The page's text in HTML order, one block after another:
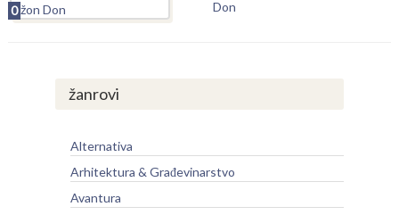
0 Don
žanrovi
Alternativa
Arhitektura & Građevinarstvo
Avantura